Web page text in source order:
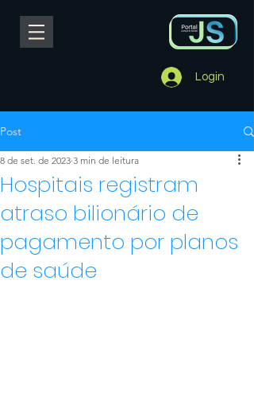
Login
Post
Hospitais registram
atraso bilionário de
pagamento por planos
de saúde
8 de set. de 2023 3 min de leitura